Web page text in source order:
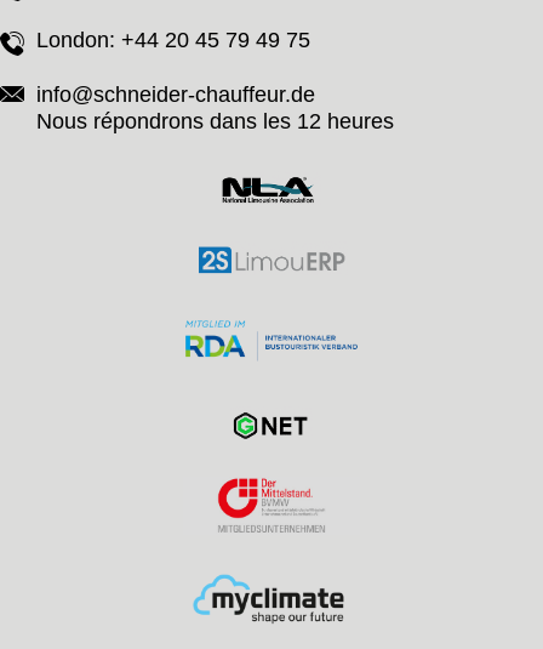
London: +44 20 45 79 49 75
info@schneider-chauffeur.de
Nous répondrons dans les 12 heures